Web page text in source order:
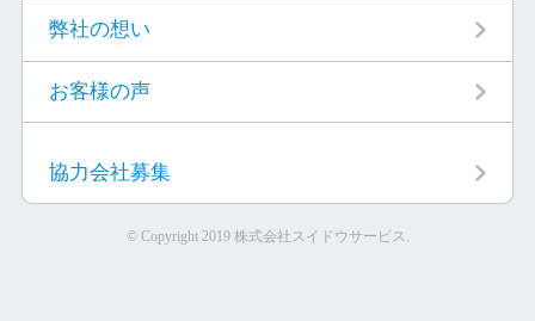
弊社の想い
お客様の声
協力会社募集
© Copyright 2019 株式会社スイドウサービス.